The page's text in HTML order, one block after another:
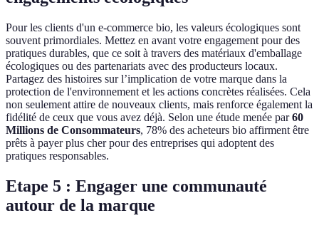
Pour les clients d'un e-commerce bio, les valeurs écologiques sont
souvent primordiales. Mettez en avant votre engagement pour des
pratiques durables, que ce soit à travers des matériaux d'emballage
écologiques ou des partenariats avec des producteurs locaux.
Partagez des histoires sur l’implication de votre marque dans la
protection de l'environnement et les actions concrètes réalisées. Cela
non seulement attire de nouveaux clients, mais renforce également la
fidélité de ceux que vous avez déjà. Selon une étude menée par60
Millions de Consommateurs, 78% des acheteurs bio affirment être
prêts à payer plus cher pour des entreprises qui adoptent des
pratiques responsables.
Etape 5 : Engager une communauté
autour de la marque